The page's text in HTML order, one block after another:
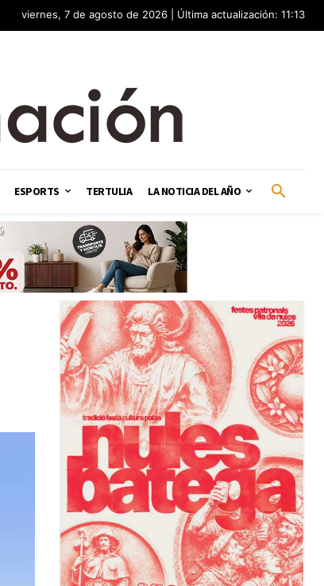
viernes, 7 de agosto de 2026 | Última actualización: 11:13
ESPORTS TERTULIA LA NOTICIA DEL AÑO